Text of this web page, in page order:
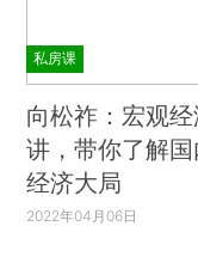
度和政策，并推
度和政策的过程
担风险，并迅速
成功创新和企业
个过程进行微观
私房课
向松祚：宏观
讲，带你了解
经济大局
2022年04月06日